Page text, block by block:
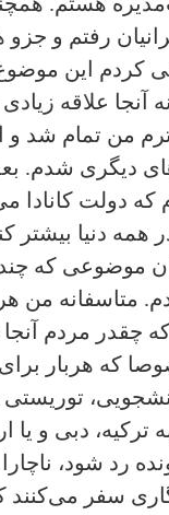
رفتم و
کردم این
آنجا علاقه
من تمام شد و
دیگری شدم.
که‌ دولت کانادا
همه دنیا بیشتر
موضوعی که
متاسفانه من
چقدر مردم
که هربار برای
توریستی
ترکیه، دبی و یا
رد شود،
سفر می‌کنند